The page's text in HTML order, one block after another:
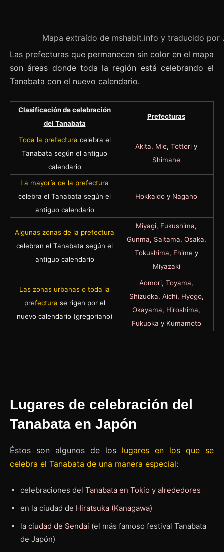
Mapa extraído de mshabit.info y traducido por
Las prefecturas que permanecen sin color en el mapa
son áreas donde toda la región está celebrando el
Tanabata con el nuevo calendario.
Clasificación de celebración
del Tanabata
Prefecturas
Toda la prefectura celebra el
Tanabata según el antiguo
calendario
Akita, Mie, Tottori y
Shimane
La mayoría de la prefectura
celebra el Tanabata según el
antiguo calendario
Hokkaido y Nagano
Algunas zonas de la prefectura
celebran el Tanabata según el
antiguo calendario
Miyagi, Fukushima,
Gunma, Saitama, Osaka,
Tokushima, Ehime y
Miyazaki
Las zonas urbanas o toda la
prefectura se rigen por el
nuevo calendario (gregoriano)
Aomori, Toyama,
Shizuoka, Aichi, Hyogo,
Okayama, Hiroshima,
Fukuoka y Kumamoto
Lugares de celebración del
Tanabata en Japón
Éstos son algunos de los lugares en los que se
celebra el Tanabata de una manera especial:
celebraciones del Tanabata en Tokio y alrededores
en la ciudad de Hiratsuka (Kanagawa)
la ciudad de Sendai (el más famoso festival Tanabata
de Japón)